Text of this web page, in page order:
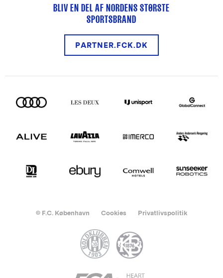
BLIV EN DEL AF NORDENS STØRSTE
SPORTSBRAND
PARTNER.FCK.DK
© F.C. København Cookies Privatlivspolitik